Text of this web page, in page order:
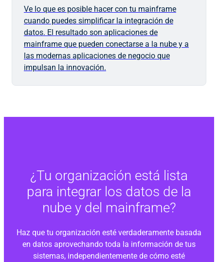
Ve lo que es posible hacer con tu mainframe
cuando puedes simplificar la integración de
datos. El resultado son aplicaciones de
mainframe que pueden conectarse a la nube y a
las modernas aplicaciones de negocio que
impulsan la innovación.
¿Tu organización está lista
para integrar los datos de la
nube y del mainframe?
Haz que tu organización esté verdaderamente basada
en datos aprovechando toda la información de tus
sistemas, independientemente de cómo esté